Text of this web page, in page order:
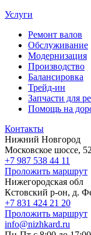
Услуги
Ремонт валов
Обслуживание
Модернизация
Производство
Балансировка
Трейд-ин
Запчасти для
Помощь на
Контакты
Нижний Новгород
Московское шоссе,
+7 987 538 44 11
Проложить маршрут
Нижегородская обл
Кстовский р-он, д.
+7 831 424 21 20
Проложить маршрут
info@nizhkard.ru